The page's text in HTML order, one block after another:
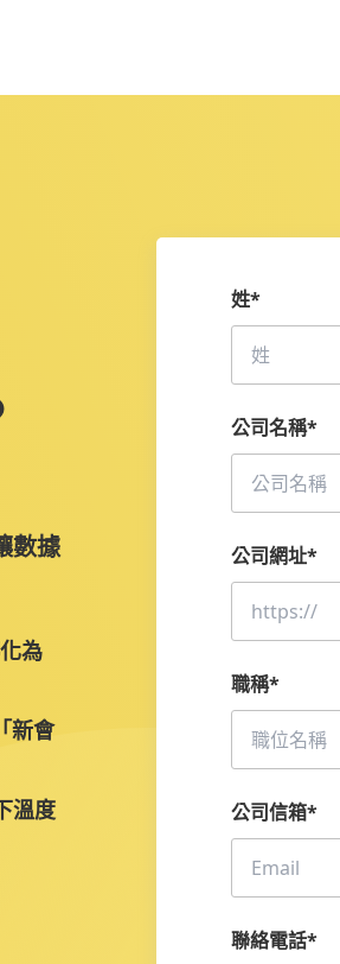
曾聖閔 Ken
Omnichat 商務總監
數據
為
新會
溫度
姓*
公司名稱*
公司網址*
職稱*
公司信箱*
聯絡電話*